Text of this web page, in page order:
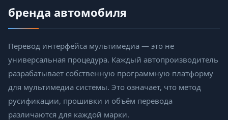
бренда автомобиля
Перевод интерфейса мультимедиа — это не
универсальная процедура. Каждый автопроизводитель
разрабатывает собственную программную платформу
для мультимедиа системы. Это означает, что метод
русификации, прошивки и объём перевода
различаются для каждой марки.